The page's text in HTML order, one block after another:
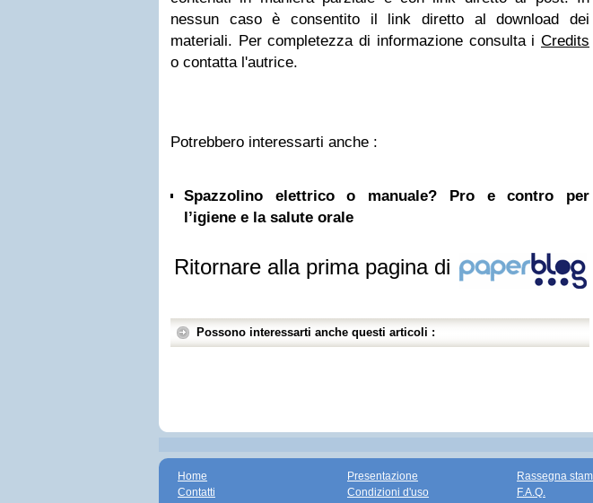
nessun caso è consentito il link diretto al download dei
materiali. Per completezza di informazione consulta i Credits
o contatta l'autrice.
Potrebbero interessarti anche :
Spazzolino elettrico o manuale? Pro e contro per
l’igiene e la salute orale
Ritornare alla prima pagina di
Possono interessarti anche questi articoli :
Home
Contatti
Presentazione
Condizioni d'uso
Rassegna
F.A.Q.